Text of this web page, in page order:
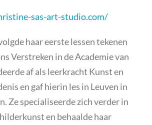
sas-art-studio.com/
haar eerste lessen tekenen
Verstreken in de Academie van
af als leerkracht Kunst en
en gaf hierin les in Leuven in
Ze specialiseerde zich verder in
en behaalde haar